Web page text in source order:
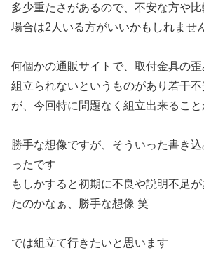
多少重たさがあるので、不安な方や
場合は2人いる方がいいかもしれませ
何個かの通販サイトで、取付金具の
組立られないというものがあり若干不
が、今回特に問題なく組立出来るこ
勝手な想像ですが、そういった書き
ったです
もしかすると初期に不良や説明不足
たのかなぁ、勝手な想像 笑
では組立て行きたいと思います